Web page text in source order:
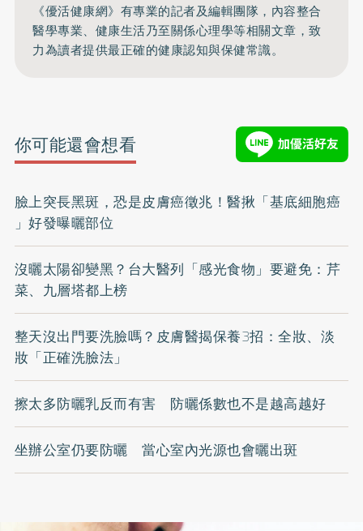
《優活健康網》有專業的記者及編輯團隊，內容整合
醫學專業、健康生活乃至關係心理學等相關文章，致
力為讀者提供最正確的健康認知與保健常識。
你可能還會想看
臉上突長黑斑，恐是皮膚癌徵兆！醫揪「基底細胞癌
」好發曝曬部位
沒曬太陽卻變黑？台大醫列「感光食物」要避免：芹
菜、九層塔都上榜
整天沒出門要洗臉嗎？皮膚醫揭保養3招：全妝、淡
妝「正確洗臉法」
擦太多防曬乳反而有害 防曬係數也不是越高越好
坐辦公室仍要防曬 當心室內光源也會曬出斑